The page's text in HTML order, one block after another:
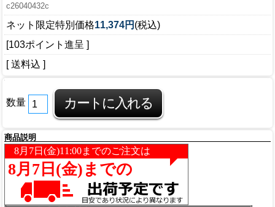
c26040432c
ネット限定特別価格11,374円 (税込)
[103ポイント進呈 ]
[ 送料込 ]
数量
商品説明